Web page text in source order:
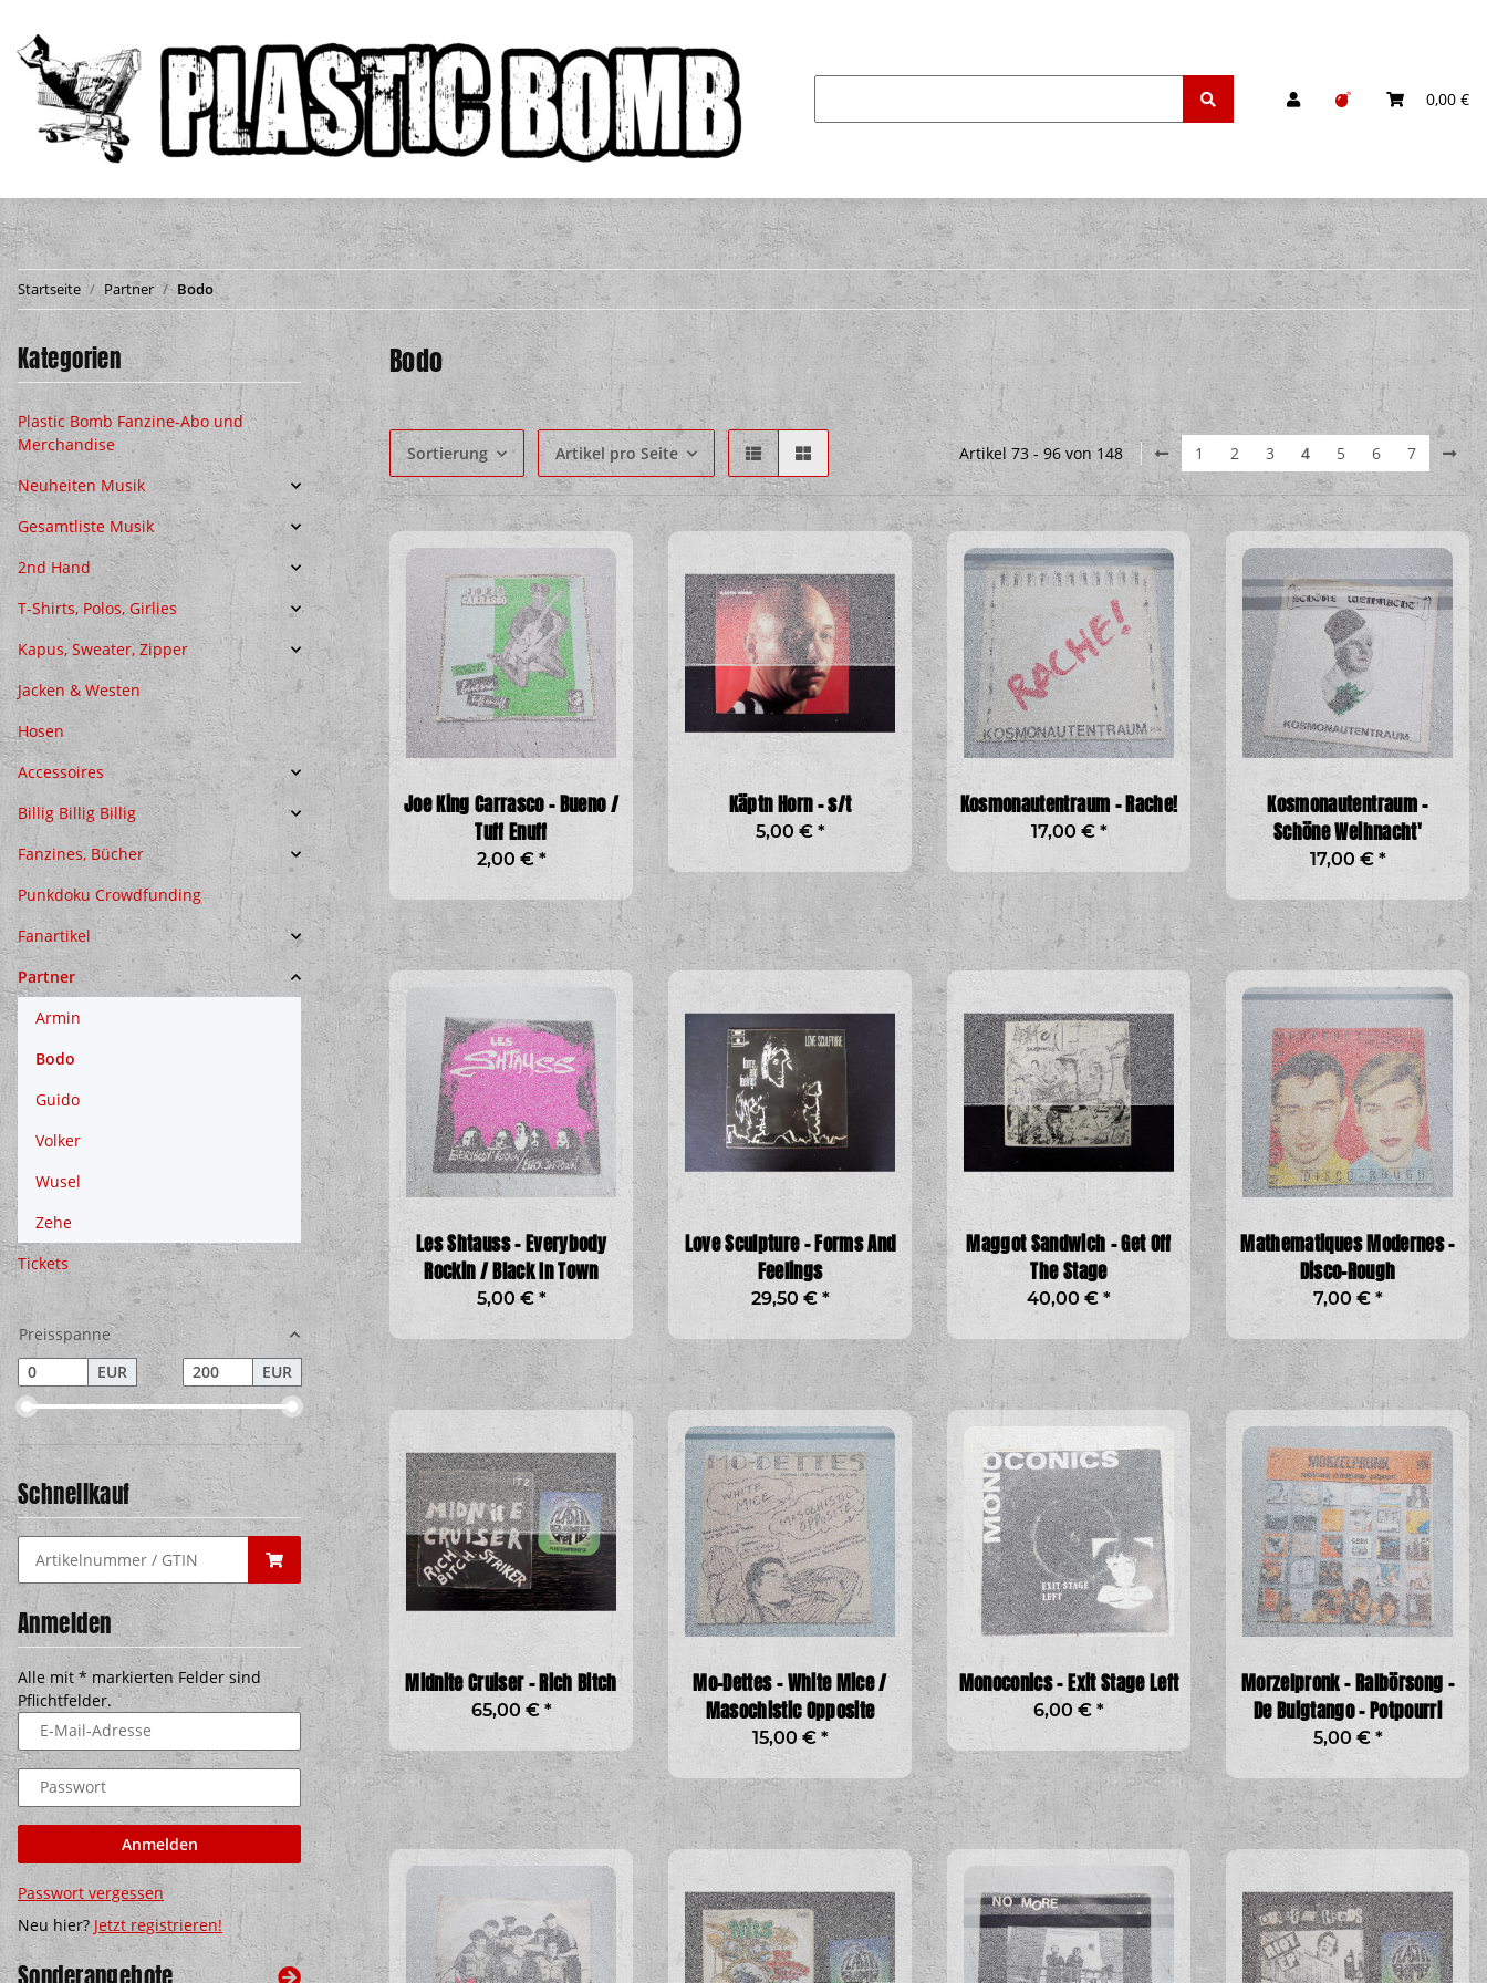
0,00 €
Startseite Partner Bodo
Bodo
Sortierung Artikel pro Seite Artikel 73 - 96 von 148 1 2 3 4 5 6 7
Joe King Carrasco - Bueno /
Tuff Enuff
2,00 € *
Käptn Horn - s/t
5,00 € *
Kosmonautentraum - Rache!
17,00 € *
Kosmonautentraum -
Schöne Weihnacht'
17,00 € *
Les Shtauss - Everybody
Rockin / Black In Town
5,00 € *
Love Sculpture - Forms And
Feelings
29,50 € *
Maggot Sandwich - Get Off
The Stage
40,00 € *
Mathematiques Modernes -
Disco-Rough
7,00 € *
Midnite Cruiser - Rich Bitch
65,00 € *
Mo-Dettes - White Mice /
Masochistic Opposite
15,00 € *
Monoconics - Exit Stage Left
6,00 € *
Morzelpronk - Ralbörsong -
De Buigtango - Potpourri
5,00 € *
Kategorien
Plastic Bomb Fanzine-Abo und
Merchandise
Neuheiten Musik
Gesamtliste Musik
2nd Hand
T-Shirts, Polos, Girlies
Kapus, Sweater, Zipper
Jacken & Westen
Hosen
Accessoires
Billig Billig Billig
Fanzines, Bücher
Punkdoku Crowdfunding
Fanartikel
Partner
Armin
Bodo
Guido
Volker
Wusel
Zehe
Tickets
Preisspanne
EUR
EUR
Schnellkauf
Anmelden
Alle mit* markierten Felder sind
Pflichtfelder.
E-Mail-Adresse
Passwort
Anmelden
Passwort vergessen
Neu hier? Jetzt registrieren!